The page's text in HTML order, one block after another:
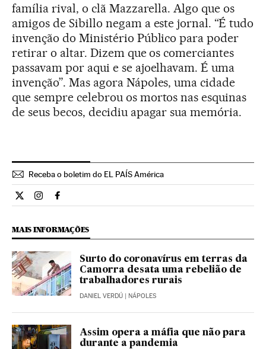
família rival, o clã Mazzarella. Algo que os
amigos de Sibillo negam a este jornal. “É tudo
invenção do Ministério Público para poder
retirar o altar. Dizem que os comerciantes
passavam por aqui e se ajoelhavam. É uma
invenção”. Mas agora Nápoles, uma cidade
que sempre celebrou os mortos nas esquinas
de seus becos, decidiu apagar sua memória.
Receba o boletim do EL PAÍS América
Internacional El País Brasil en Twitter
Internacional El País Brasil en Instagram
Internacional El País Brasil en Facebook
MAIS INFORMAÇÕES
Surto do coronavírus em terras da
Camorra desata uma rebelião de
trabalhadores rurais
DANIEL VERDÚ | NÁPOLES
Assim opera a máfia que não para
durante a pandemia